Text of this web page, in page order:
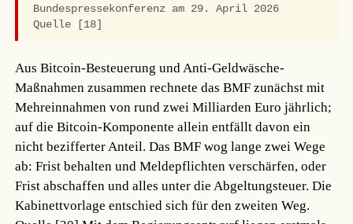
Bundespressekonferenz am 29. April 2026
Quelle [18]
Aus Bitcoin-Besteuerung und Anti-Geldwäsche-
Maßnahmen zusammen rechnete das BMF zunächst mit
Mehreinnahmen von rund zwei Milliarden Euro jährlich;
auf die Bitcoin-Komponente allein entfällt davon ein
nicht bezifferter Anteil. Das BMF wog lange zwei Wege
ab: Frist behalten und Meldepflichten verschärfen, oder
Frist abschaffen und alles unter die Abgeltungsteuer. Die
Kabinettvorlage entschied sich für den zweiten Weg.